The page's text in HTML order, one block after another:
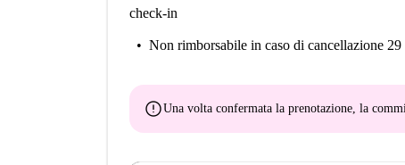
check-in
Non rimborsabile in caso di cancellazione
errorUna volta confermata la prenotazione, la